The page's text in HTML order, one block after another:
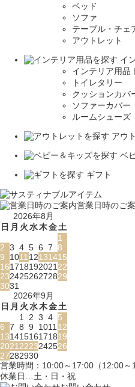
ベッド
ソファ
テーブル・チェ
アウトレット
イ
インテリア用品
トイレタリー
クッションカバ
ソファーカバー
ルームシューズ
アウ
ベ
ギフト
営業日時のご
2026年8月
日 月 火水木金土
1
2 3 4 5 6 7 8
9
1011 12131415
161718192021 22
23242526272829
3031
2026年9月
日 月 火水木金土
1
2 3 4 5
6 7 8 9 1011 12
13141516171819
2021 2223242526
27282930
営業時間：10:00～17:00（12:00～
休業日…土・日・祝